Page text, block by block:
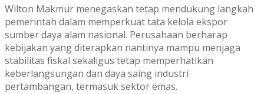
Wilton Makmur menegaskan tetap mendukung langkah
pemerintah dalam memperkuat tata kelola ekspor
sumber daya alam nasional. Perusahaan berharap
kebijakan yang diterapkan nantinya mampu menjaga
stabilitas fiskal sekaligus tetap memperhatikan
keberlangsungan dan daya saing industri
pertambangan, termasuk sektor emas.